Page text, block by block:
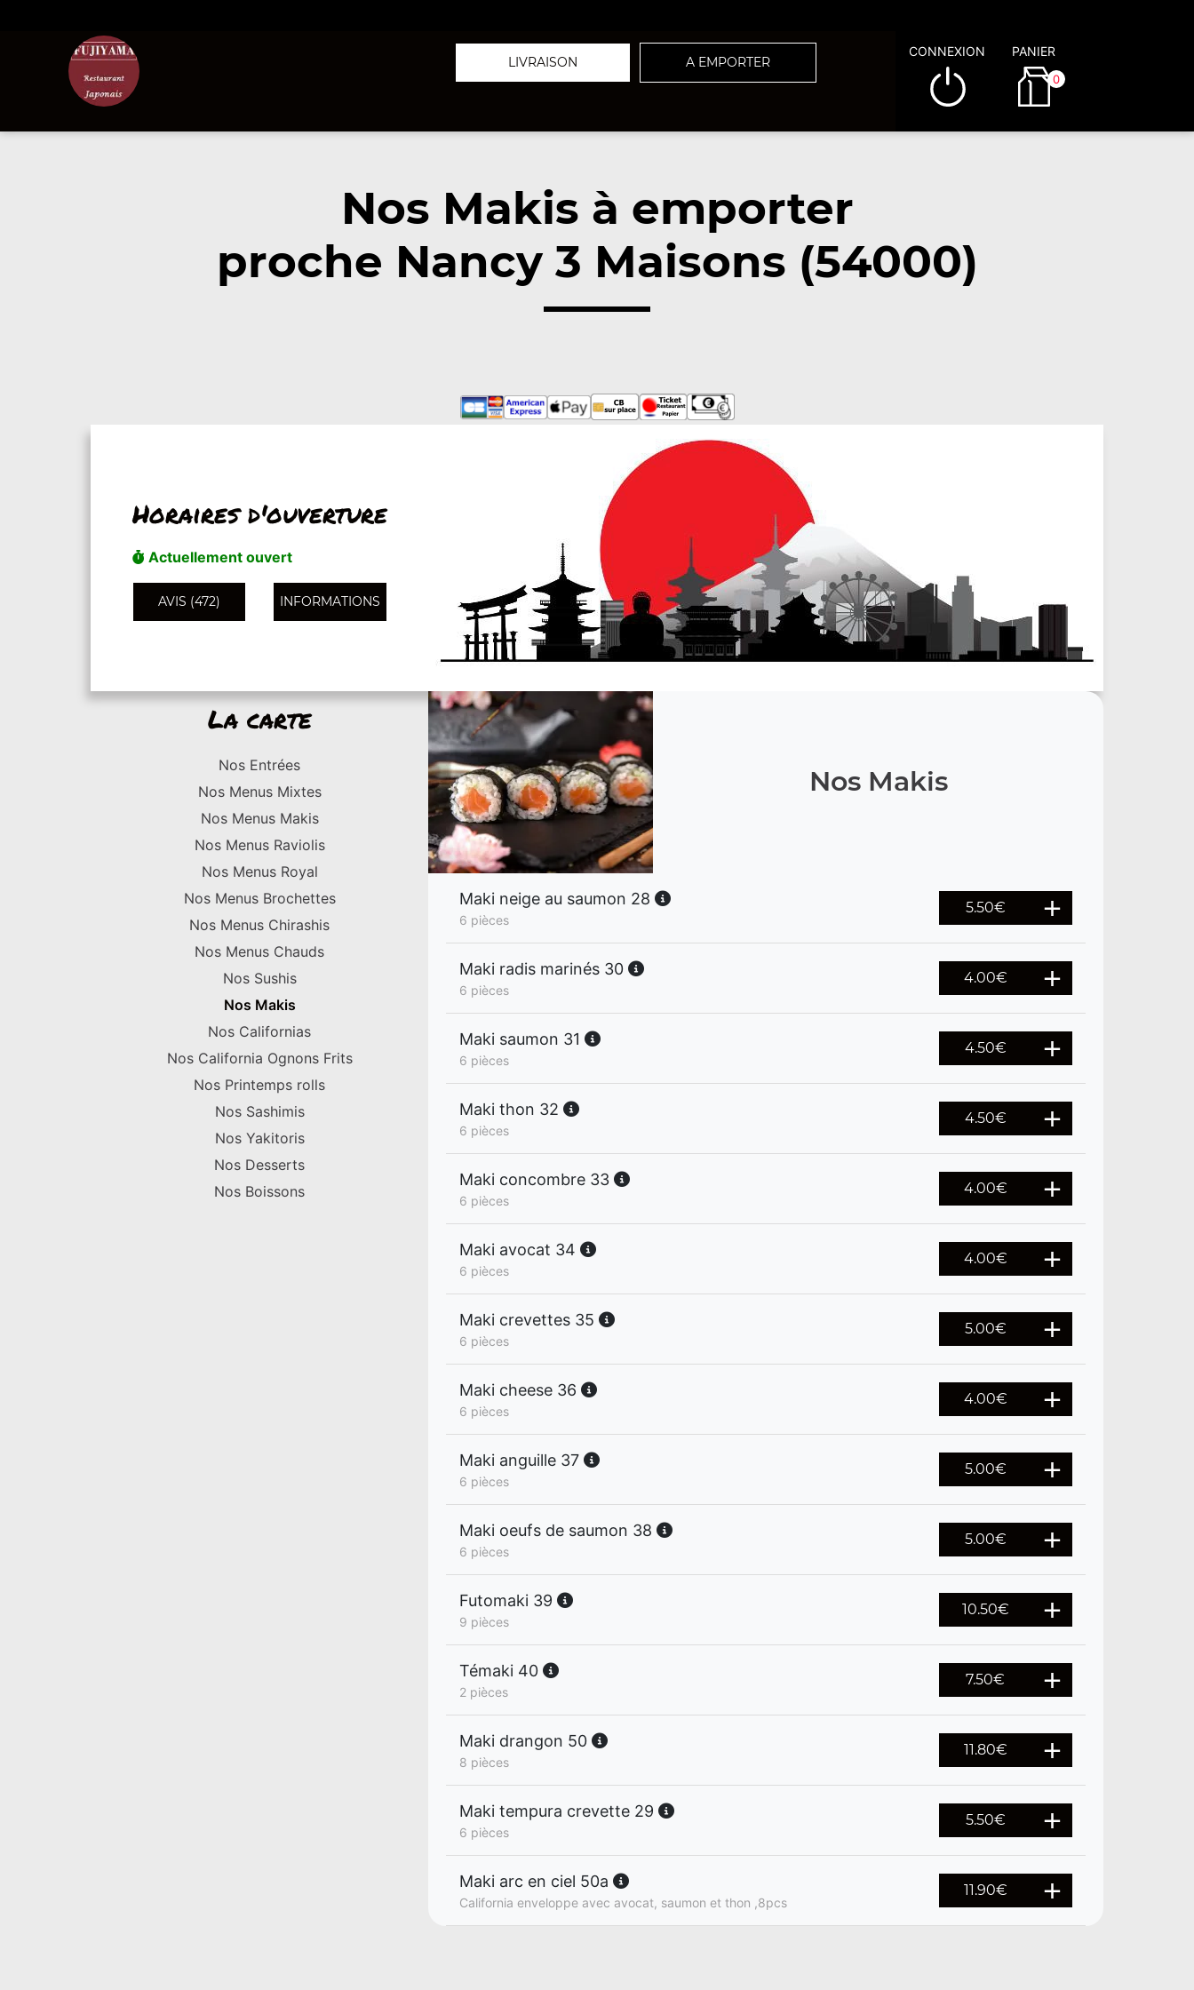
LIVRAISON A EMPORTER
CONNEXION PANIER
0
Nos Makis à emporter
proche Nancy 3 Maisons (54000)
Horaires d'ouverture
Actuellement ouvert
AVIS (472) INFORMATIONS
La carte
Nos Entrées
Nos Menus Mixtes
Nos Menus Makis
Nos Menus Raviolis
Nos Menus Royal
Nos Menus Brochettes
Nos Menus Chirashis
Nos Menus Chauds
Nos Sushis
Nos Makis
Nos Californias
Nos California Ognons Frits
Nos Printemps rolls
Nos Sashimis
Nos Yakitoris
Nos Desserts
Nos Boissons
Nos Makis
Maki neige au saumon 28
6 pièces
5.50€
Maki radis marinés 30
6 pièces
4.00€
Maki saumon 31
6 pièces
4.50€
Maki thon 32
6 pièces
4.50€
Maki concombre 33
6 pièces
4.00€
Maki avocat 34
6 pièces
4.00€
Maki crevettes 35
6 pièces
5.00€
Maki cheese 36
6 pièces
4.00€
Maki anguille 37
6 pièces
5.00€
Maki oeufs de saumon 38
6 pièces
5.00€
Futomaki 39
9 pièces
10.50€
Témaki 40
2 pièces
7.50€
Maki drangon 50
8 pièces
11.80€
Maki tempura crevette 29
6 pièces
5.50€
Maki arc en ciel 50a
California enveloppe avec avocat, saumon et thon ,8pcs
11.90€